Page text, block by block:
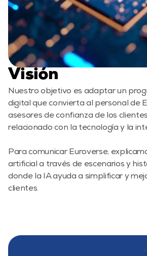
Visión
Nuestro objetivo es adaptar un
digital que convierta al personal de
asesores de confianza de los
relacionado con la tecnología y la
Para comunicar Euroverse,
artificial a través de escenarios y
donde la IA ayuda a simplificar y